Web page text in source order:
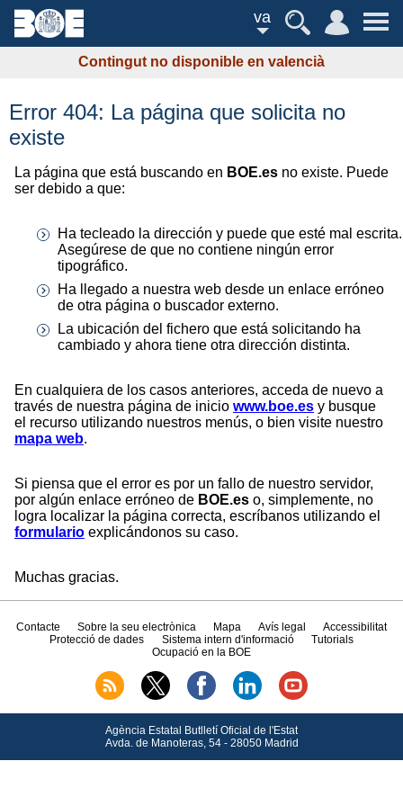
va
Contingut no disponible en valencià
Error 404: La página que solicita no
existe
La página que está buscando en BOE.es no existe. Puede
ser debido a que:
Ha tecleado la dirección y puede que esté mal escrita.
Asegúrese de que no contiene ningún error
tipográfico.
Ha llegado a nuestra web desde un enlace erróneo
de otra página o buscador externo.
La ubicación del fichero que está solicitando ha
cambiado y ahora tiene otra dirección distinta.
En cualquiera de los casos anteriores, acceda de nuevo a
través de nuestra página de inicio www.boe.es y busque
el recurso utilizando nuestros menús, o bien visite nuestro
mapa web.
Si piensa que el error es por un fallo de nuestro servidor,
por algún enlace erróneo de BOE.es o, simplemente, no
logra localizar la página correcta, escríbanos utilizando el
formulario explicándonos su caso.
Muchas gracias.
Contacte Sobre la seu electrònica Mapa Avís legal
Accessibilitat
Protecció de dades
Sistema intern d'informació
Tutorials
Ocupació en la BOE
Agència Estatal Butlletí Oficial de l'Estat
Avda.de Manoteras, 54 - 28050 Madrid